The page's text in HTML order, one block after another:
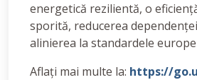
energetică rezilientă, o
sporită, reducerea
alinierea la standardele
Aflați mai multe la: https://